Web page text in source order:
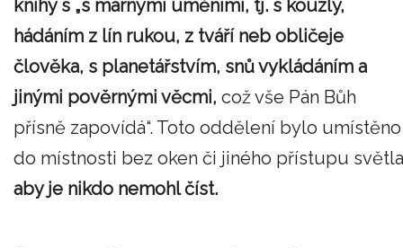
knihy s „s marnými uměními, tj. s kouzly,
hádáním z lín rukou, z tváří neb obličeje
člověka, s planetářstvím, snů vykládáním a
jinými pověrnými věcmi, což vše Pán Bůh
přísně zapovídá“. Toto oddělení bylo umístěno
do místnosti bez oken či jiného přístupu
aby je nikdo nemohl číst.